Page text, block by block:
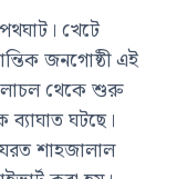
খেটে
জনগোষ্ঠী এই
থেকে শুরু
ঘটছে।
শাহজালাল